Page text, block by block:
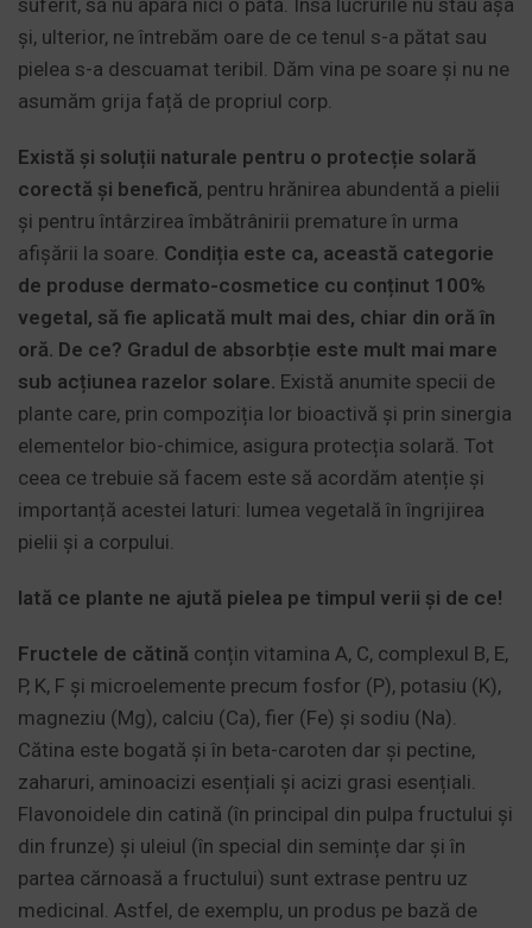
și, ulterior, ne întrebăm oare de ce tenul s-a pătat sau
pielea s-a descuamat teribil. Dăm vina pe soare și nu ne
asumăm grija față de propriul corp.
Există și soluții naturale pentru o protecție solară
corectă și benefică, pentru hrănirea abundentă a pielii
și pentru întârzirea îmbătrânirii premature în urma
afișării la soare. Condiția este ca, această categorie
de produse dermato-cosmetice cu conținut 100%
vegetal, să fie aplicată mult mai des, chiar din oră în
oră. De ce? Gradul de absorbție este mult mai mare
sub acțiunea razelor solare. Există anumite specii de
plante care, prin compoziția lor bioactivă și prin sinergia
elementelor bio-chimice, asigura protecția solară. Tot
ceea ce trebuie să facem este să acordăm atenție și
importanță acestei laturi: lumea vegetală în îngrijirea
pielii și a corpului.
Iată ce plante ne ajută pielea pe timpul verii și de ce!
Fructele de cătină conțin vitamina A, C, complexul B, E,
P, K, F și microelemente precum fosfor (P), potasiu (K),
magneziu (Mg), calciu (Ca), fier (Fe) și sodiu (Na).
Cătina este bogată și în beta-caroten dar și pectine,
zaharuri, aminoacizi esențiali și acizi grasi esențiali.
Flavonoidele din catină (în principal din pulpa fructului și
din frunze) și uleiul (în special din semințe dar și în
partea cărnoasă a fructului) sunt extrase pentru uz
medicinal. Astfel, de exemplu, un produs pe bază de